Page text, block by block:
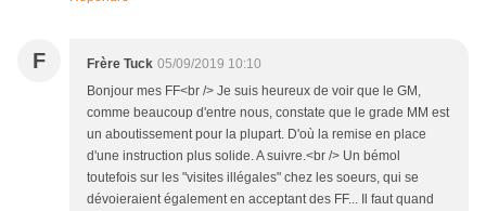
F Frère Tuck 05/09/2019 10:10
Bonjour mes FF<br /> Je suis heureux de voir que le GM,
comme beaucoup d'entre nous, constate que le grade MM est
un aboutissement pour la plupart. D'où la remise en place
d'une instruction plus solide. A suivre.<br /> Un bémol
toutefois sur les "visites illégales" chez les soeurs, qui se
dévoieraient également en acceptant des FF... Il faut quand